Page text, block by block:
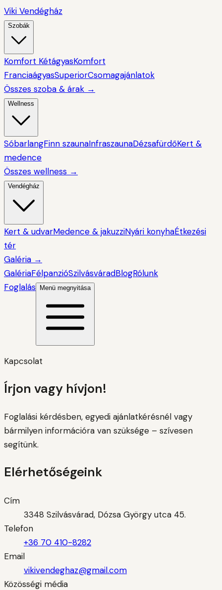
Viki Vendégház
Szobák
Komfort KétágyasKomfort
FranciaágyasSuperiorCsomagajánlatok
Összes szoba & árak →
Wellness
SóbarlangFinn szaunaInfraszaunaDézsafürdőKert &
medence
Összes wellness →
Vendégház
Kert & udvarMedence & jakuzziNyári konyhaÉtkezési
tér
Galéria →
GalériaFélpanzióSzilvásváradBlogRólunk
Foglalás
Menü megnyitása
Kapcsolat
Írjon vagy hívjon!
Foglalási kérdésben, egyedi ajánlatkérésnél vagy
bármilyen információra van szüksége – szívesen
segítünk.
Elérhetőségeink
Cím
3348 Szilvásvárad, Dózsa György utca 45.
Telefon
+36 70 410-8282
Email
vikivendeghaz@gmail.com
Közösségi média